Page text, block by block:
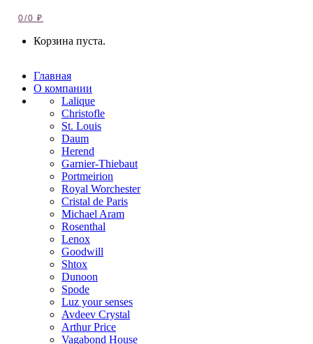
0/0₽
Корзина пуста.
Главная
О компании
Lalique
Christofle
St. Louis
Daum
Herend
Garnier-Thiebaut
Portmeirion
Royal Worchester
Cristal de Paris
Michael Aram
Rosenthal
Lenox
Goodwill
Shtox
Dunoon
Spode
Luz your senses
Avdeev Crystal
Arthur Price
Vagabond House